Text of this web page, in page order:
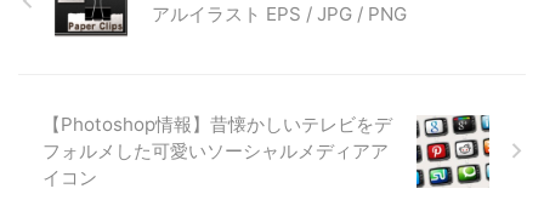
アルイラスト EPS / JPG / PNG
【Photoshop情報】昔懐かしいテレビをデ
フォルメした可愛いソーシャルメディアア
イコン